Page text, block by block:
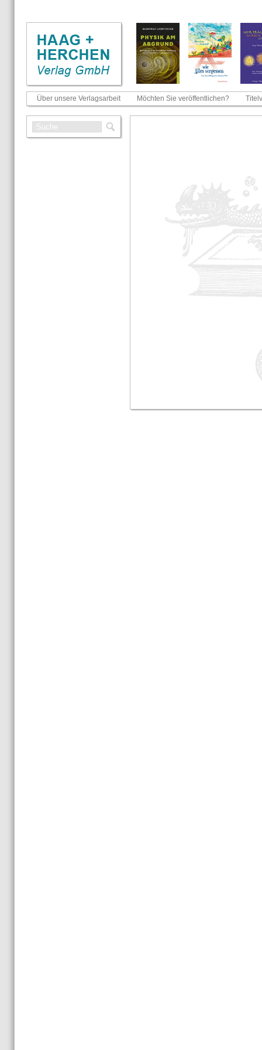
Über unsere Verlagsarbeit Möchten Sie veröffentlichen?